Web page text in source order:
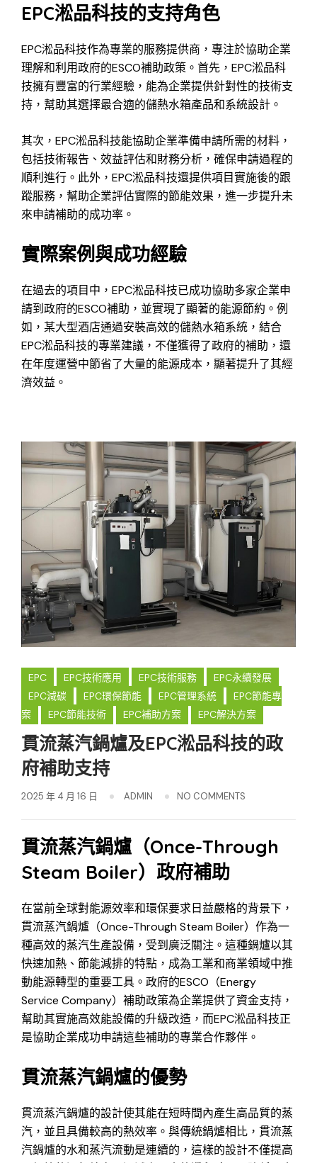
EPC淞品科技的支持角色
EPC淞品科技作為專業的服務提供商，專注於協助企業
理解和利用政府的ESCO補助政策。首先，EPC淞品科
技擁有豐富的行業經驗，能為企業提供針對性的技術支
持，幫助其選擇最合適的儲熱水箱產品和系統設計。
其次，EPC淞品科技能協助企業準備申請所需的材料，
包括技術報告、效益評估和財務分析，確保申請過程的
順利進行。此外，EPC淞品科技還提供項目實施後的跟
蹤服務，幫助企業評估實際的節能效果，進一步提升未
來申請補助的成功率。
實際案例與成功經驗
在過去的項目中，EPC淞品科技已成功協助多家企業申
請到政府的ESCO補助，並實現了顯著的能源節約。例
如，某大型酒店通過安裝高效的儲熱水箱系統，結合
EPC淞品科技的專業建議，不僅獲得了政府的補助，還
在年度運營中節省了大量的能源成本，顯著提升了其經
濟效益。
EPC EPC技術應用 EPC技術服務
EPC永續發展
EPC減碳
EPC環保節能 EPC管理系統
EPC節能專
案
EPC節能技術 EPC補助方案 EPC解決方案
貫流蒸汽鍋爐及EPC淞品科技的政
府補助支持
2025 年 4 月 16 日 ADMIN NO COMMENTS
貫流蒸汽鍋爐（Once-Through
Steam Boiler）政府補助
在當前全球對能源效率和環保要求日益嚴格的背景下，
貫流蒸汽鍋爐（Once-Through Steam Boiler）作為一
種高效的蒸汽生產設備，受到廣泛關注。這種鍋爐以其
快速加熱、節能減排的特點，成為工業和商業領域中推
動能源轉型的重要工具。政府的ESCO（Energy
Service Company）補助政策為企業提供了資金支持，
幫助其實施高效能設備的升級改造，而EPC淞品科技正
是協助企業成功申請這些補助的專業合作夥伴。
貫流蒸汽鍋爐的優勢
貫流蒸汽鍋爐的設計使其能在短時間內產生高品質的蒸
汽，並且具備較高的熱效率。與傳統鍋爐相比，貫流蒸
汽鍋爐的水和蒸汽流動是連續的，這樣的設計不僅提高